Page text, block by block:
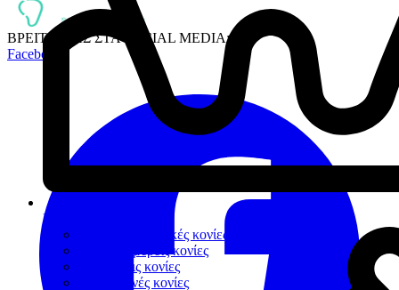
Κονίες Συγκόλλησης
Πολυκαρβοξυλικές κονίες
Υαλοϊονομερείς κονίες
Ρητινώδεις κονίες
Προσωρινές κονίες
ΒΡΕΙΤΕ ΜΑΣ ΣΤΑ SOCIAL MEDIA:
Facebook